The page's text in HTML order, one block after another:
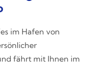
im Hafen von
fährt mit Ihnen im